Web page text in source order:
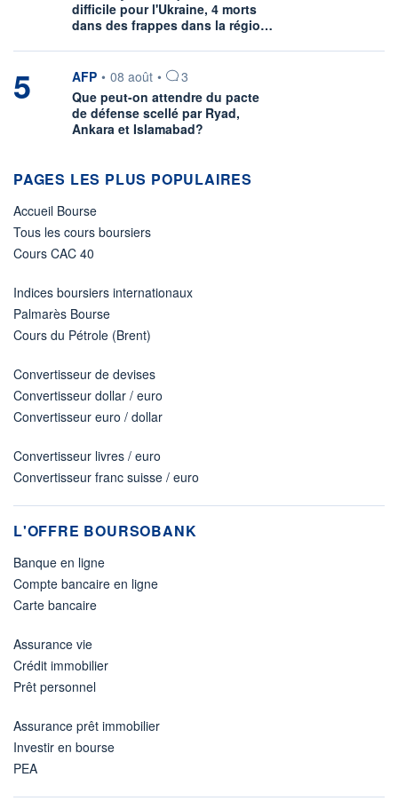
difficile pour l'Ukraine, 4 morts
dans des frappes dans la régio…
5 information fournie par
AFP • 08 août •
3
Que peut-on attendre du pacte
de défense scellé par Ryad,
Ankara et Islamabad?
PAGES LES PLUS POPULAIRES
Accueil Bourse
Tous les cours boursiers
Cours CAC 40
Indices boursiers internationaux
Palmarès Bourse
Cours du Pétrole (Brent)
Convertisseur de devises
Convertisseur dollar / euro
Convertisseur euro / dollar
Convertisseur livres / euro
Convertisseur franc suisse / euro
L'OFFRE BOURSOBANK
Banque en ligne
Compte bancaire en ligne
Carte bancaire
Assurance vie
Crédit immobilier
Prêt personnel
Assurance prêt immobilier
Investir en bourse
PEA